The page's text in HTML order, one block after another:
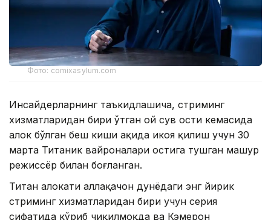
Фото: comixasylum.com
Инсайдерларнинг таъкидлашича, стриминг
хизматларидан бири ўтган ой сув ости кемасида
ҳалок бўлган беш киши ҳақида ҳикоя қилиш учун 30
марта Титаник вайроналари остига тушган машҳур
режиссёр билан боғланган.
Титан ҳалокати аллақачон дунёдаги энг йирик
стриминг хизматларидан бири учун серия
сифатида кўриб чиқилмоқда ва Кэмерон